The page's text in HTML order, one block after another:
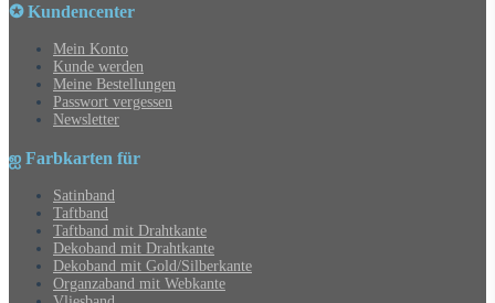
✪ Kundencenter
Mein Konto
Kunde werden
Meine Bestellungen
Passwort vergessen
Newsletter
ஐ Farbkarten für
Satinband
Taftband
Taftband mit Drahtkante
Dekoband mit Drahtkante
Dekoband mit Gold/Silberkante
Organzaband mit Webkante